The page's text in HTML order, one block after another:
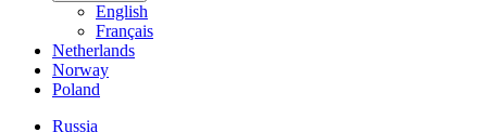
English
Français
Netherlands
Norway
Poland
Russia